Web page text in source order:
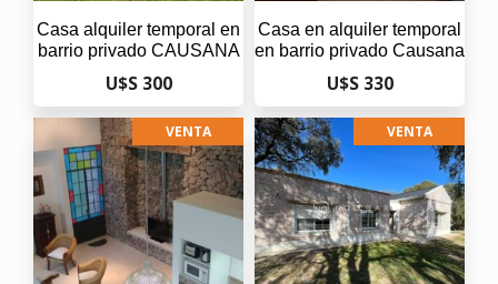
Casa alquiler temporal en
barrio privado CAUSANA
U$S 300
Casa en alquiler temporal
en barrio privado Causana
U$S 330
VENTA VENTA